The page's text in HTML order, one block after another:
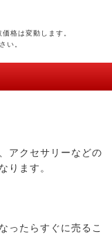
格は変動します。
い。
アクセサリーなどの
ります。
ったらすぐに売る こ